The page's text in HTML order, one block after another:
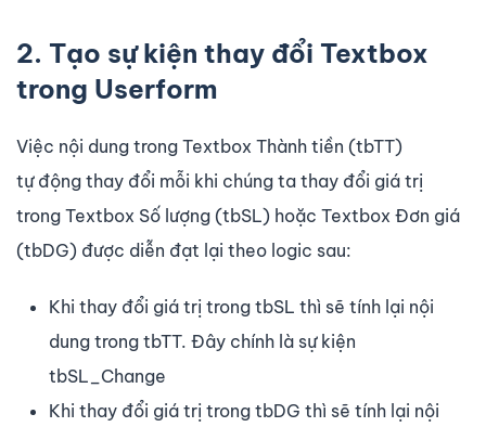
2. Tạo sự kiện thay đổi Textbox
trong Userform
Việc nội dung trong Textbox Thành tiền (tbTT)
tự động thay đổi mỗi khi chúng ta thay đổi giá trị
trong Textbox Số lượng (tbSL) hoặc Textbox Đơn giá
(tbDG) được diễn đạt lại theo logic sau:
Khi thay đổi giá trị trong tbSL thì sẽ tính lại nội
dung trong tbTT. Đây chính là sự kiện
tbSL_Change
Khi thay đổi giá trị trong tbDG thì sẽ tính lại nội